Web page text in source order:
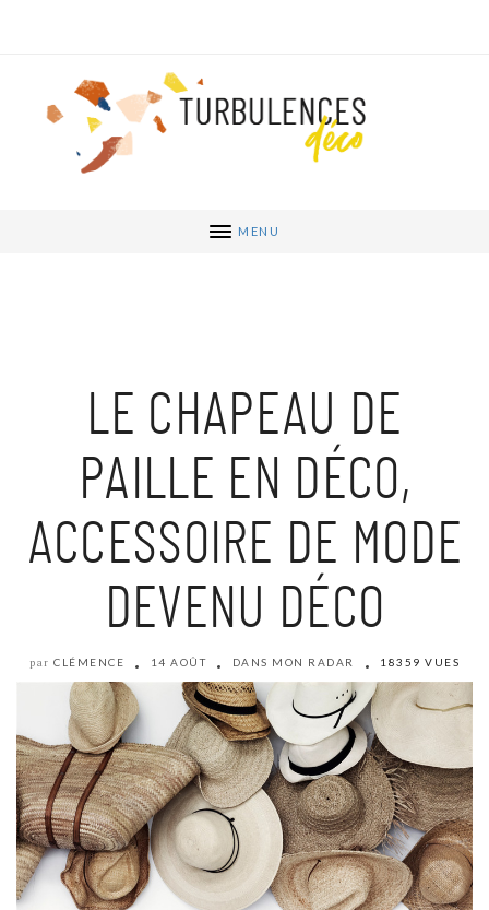
MENU
LE CHAPEAU DE
PAILLE EN DÉCO,
ACCESSOIRE DE MODE
DEVENU DÉCO
par CLÉMENCE 14 AOÛT DANS MON RADAR 18359 VUES